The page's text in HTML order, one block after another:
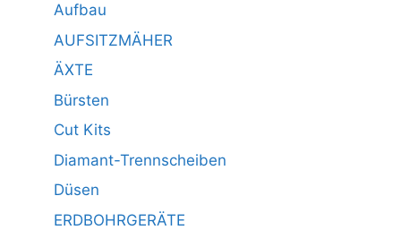
Aufbau
AUFSITZMÄHER
ÄXTE
Bürsten
Cut Kits
Diamant-Trennscheiben
Düsen
ERDBOHRGERÄTE